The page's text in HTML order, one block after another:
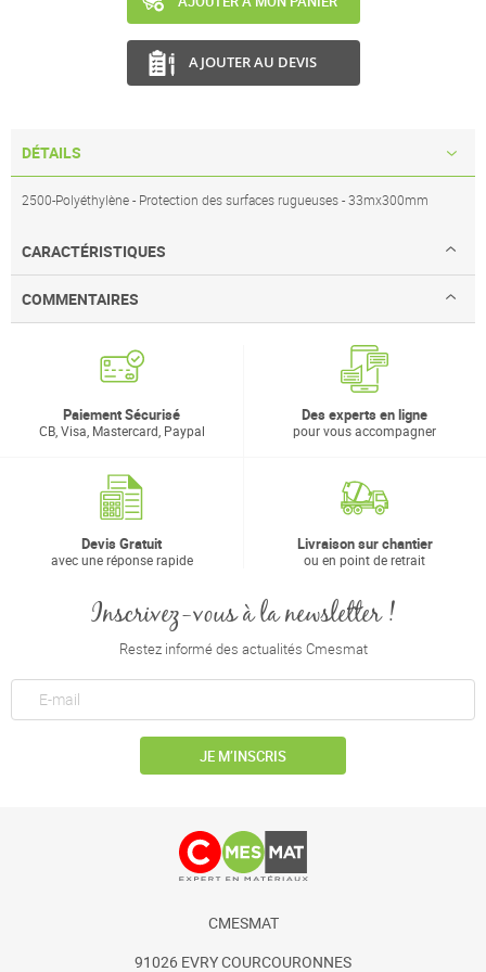
AJOUTER AU DEVIS
DÉTAILS
2500-Polyéthylène - Protection des surfaces rugueuses - 33mx300mm
CARACTÉRISTIQUES
COMMENTAIRES
Paiement Sécurisé
CB, Visa, Mastercard, Paypal
Des experts en ligne
pour vous accompagner
Devis Gratuit
avec une réponse rapide
Livraison sur chantier
ou en point de retrait
Inscrivez-vous à la newsletter !
Restez informé des actualités Cmesmat
JE M’INSCRIS
CMESMAT
91026 EVRY COURCOURONNES